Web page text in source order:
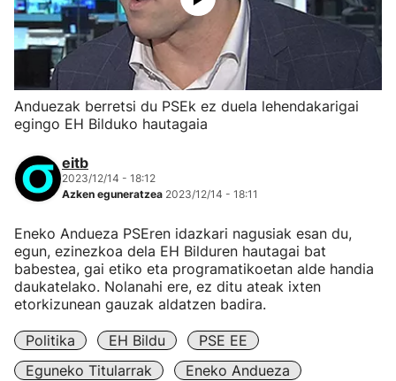
Anduezak berretsi du PSEk ez duela lehendakarigai
egingo EH Bilduko hautagaia
eitb
2023/12/14 - 18:12
Azken eguneratzea 2023/12/14 - 18:11
Eneko Andueza PSEren idazkari nagusiak esan du,
egun, ezinezkoa dela EH Bilduren hautagai bat
babestea, gai etiko eta programatikoetan alde handia
daukatelako. Nolanahi ere, ez ditu ateak ixten
etorkizunean gauzak aldatzen badira.
Politika EH Bildu
PSE EE
Eguneko Titularrak
Eneko Andueza